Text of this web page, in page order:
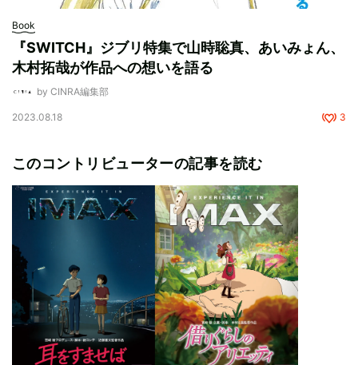
Book
『SWITCH』ジブリ特集で山時聡真、あいみょん、
木村拓哉が作品への想いを語る
by CINRA編集部
2023.08.18 3
このコントリビューターの記事を読む